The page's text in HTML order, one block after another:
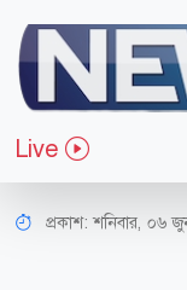
Live
সারাদেশ
২৪ ঘণ্টায়
হয়েছে ৩
প্রকাশ:শনিবার, ০৬